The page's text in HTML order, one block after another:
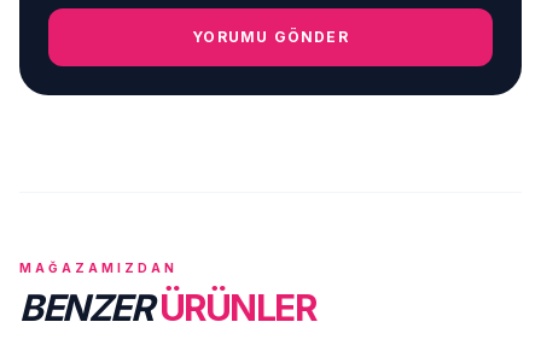
YORUMU GÖNDER
MAĞAZAMIZDAN
BENZERÜRÜNLER